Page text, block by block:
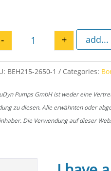
Zyko sleeve EH 2650
- + add...
BEH215-2650-1 Categories:
Pumps GmbH ist weder eine
zu diesen. Alle erwähnten oder
Die Verwendung auf dieser